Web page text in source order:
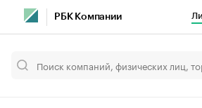
РБК Компании